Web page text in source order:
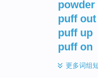
powder
puff out
puff up
puff on
更多词组